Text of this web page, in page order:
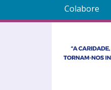
Colabore